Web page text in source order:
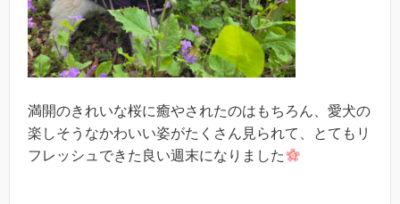
満開のきれいな桜に癒やされたのはもちろん、愛犬の
楽しそうなかわいい姿がたくさん見られて、とてもリ
フレッシュできた良い週末になりました